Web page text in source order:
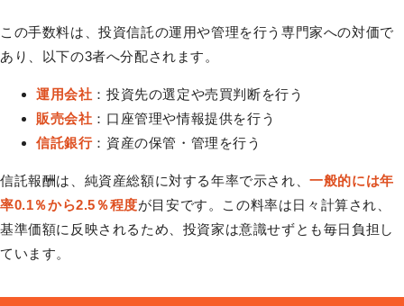
この手数料は、投資信託の運用や管理を行う専門家への対価で
あり、以下の3者へ分配されます。
運用会社 ：投資先の選定や売買判断を行う
販売会社 ：口座管理や情報提供を行う
信託銀行：資産の保管・管理を行う
信託報酬は、純資産総額に対する年率で示され、一般的には年
率0.1％から2.5％程度が目安です。この料率は日々計算され、
基準価額に反映されるため、投資家は意識せずとも毎日負担し
ています。